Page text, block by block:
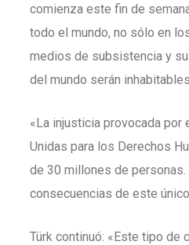
comienza este fin de
todo el mundo, no sólo en
medios de subsistencia y
del mundo serán
«La injusticia provocada
Unidas para los Derechos
de 30 millones de
consecuencias de este
Türk continuó: «Este tipo